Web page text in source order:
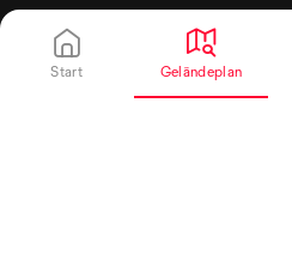
Start Geländeplan